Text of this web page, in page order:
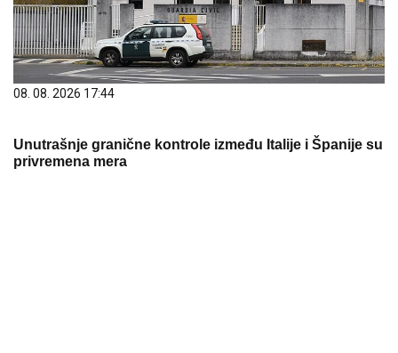
08. 08. 2026 17:44
Unutrašnje granične kontrole između Italije i Španije su
privremena mera